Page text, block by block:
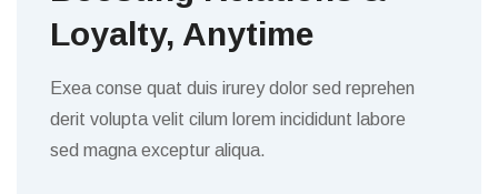
Loyalty, Anytime
Exea conse quat duis irurey dolor sed reprehen
derit volupta velit cilum lorem incididunt labore
sed magna exceptur aliqua.